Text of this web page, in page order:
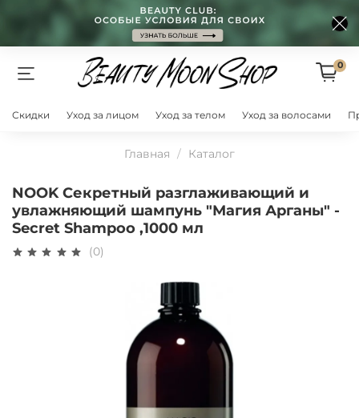
0
Скидки Уход за лицом Уход за телом Уход за волосами
Главная Каталог
NOOK Секретный разглаживающий и
увлажняющий шампунь "Магия Арганы" -
Secret Shampoo ,1000 мл
(0)